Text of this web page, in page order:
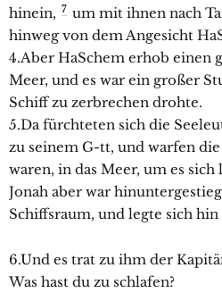
hinein, 7 um mit ihnen nach
hinweg von dem Angesicht
4.Aber HaSchem erhob einen
Meer, und es war ein großer
Schiff zu zerbrechen drohte.
5.Da fürchteten sich die
zu seinem G-tt, und warfen
waren, in das Meer, um es
Jonah aber war
Schiffsraum, und legte sich
6.Und es trat zu ihm der
Was hast du zu schlafen?